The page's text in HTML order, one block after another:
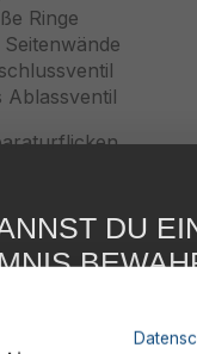
Ringe
Ablassventil
DU
FÜR